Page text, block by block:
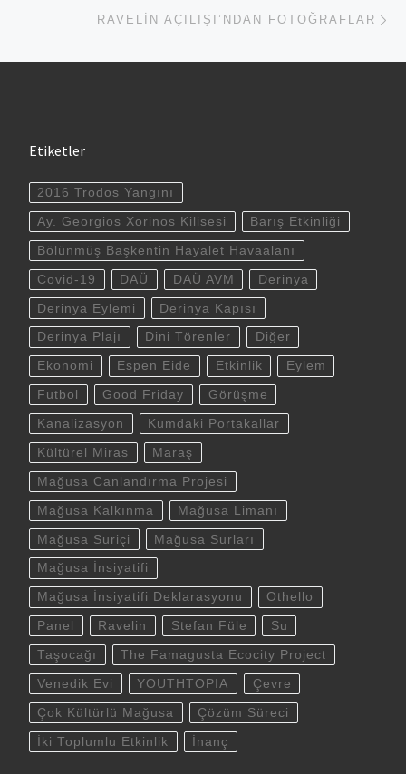
RAVELIN AÇILIŞI’NDAN FOTOĞRAFLAR
Etiketler
2016 Trodos Yangını
Ay. Georgios Xorinos Kilisesi Barış Etkinliği
Bölünmüş Başkentin Hayalet Havaalanı
Covid-19 DAÜ DAÜ AVM Derinya
Derinya Eylemi Derinya Kapısı
Derinya Plajı Dini Törenler Diğer
Ekonomi Espen Eide Etkinlik Eylem
Futbol Good Friday Görüşme
Kanalizasyon Kumdaki Portakallar
Kültürel Miras Maraş
Mağusa Canlandırma Projesi
Mağusa Kalkınma Mağusa Limanı
Mağusa Suriçi Mağusa Surları
Mağusa İnsiyatifi
Mağusa İnsiyatifi Deklarasyonu Othello
Panel Ravelin Stefan Füle Su
Taşocağı The Famagusta Ecocity Project
Venedik Evi YOUTHTOPIA Çevre
Çok Kültürlü Mağusa Çözüm Süreci
İki Toplumlu Etkinlik İnanç